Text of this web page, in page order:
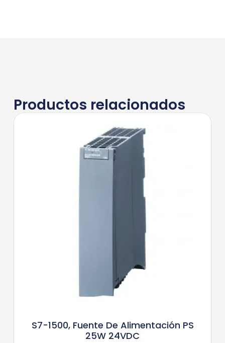
Productos relacionados
S7-1500, Fuente De Alimentación PS
25W 24VDC